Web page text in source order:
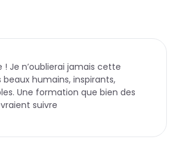
Je n’oublierai jamais cette
humains, inspirants,
Une formation que bien des
suivre